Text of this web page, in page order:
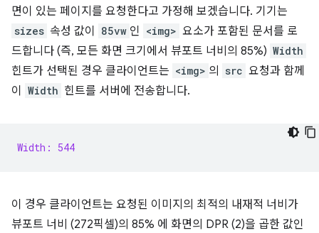
면이 있는 페이지를 요청한다고 가정해 보겠습니다. 기기는
sizes 속성 값이 85vw 인 <img> 요소가 포함된 문서를 로
드합니다 (즉, 모든 화면 크기에서 뷰포트 너비의 85%) Width
힌트가 선택된 경우 클라이언트는 <img> 의 src 요청과 함께
이
Width 힌트를 서버에 전송합니다.
Width: 544
이 경우 클라이언트는 요청된 이미지의 최적의 내재적 너비가
뷰포트 너비 (272픽셀)의 85% 에 화면의 DPR (2)을 곱한 값인